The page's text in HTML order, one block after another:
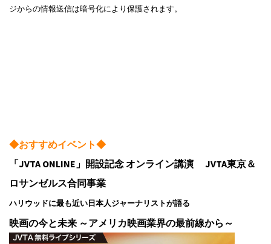
ジからの情報送信は暗号化により保護されます。
◆おすすめイベント◆
「JVTA ONLINE」開設記念 オンライン講演 JVTA東京＆
ロサンゼルス合同事業
ハリウッドに最も近い日本人ジャーナリストが語る
映画の今と未来 ～アメリカ映画業界の最前線から～